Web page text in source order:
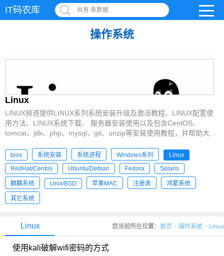
IT码农库 共有 条数据
操作系统
Linux
LINUX频道提供LINUX系列系统安装升级及激活教程、LINUX配置使
用方法、LINUX系统下载、 服务器安装使用以及包含CentOS、
tomcat、jdk、php、mysql、git、unzip等安装使用教程，并帮助大家
bios 系统安装 系统进程 Windows系列
Linux
RedHat/Centos
Ubuntu/Debian Fedora Solaris
麒麟系统 Unix/BSD 苹果MAC 注册表 鸿蒙系统
其它系统
您当前所在位置： 首页 > 操作系统 > Linux
Linux
使用kali破解wifi密码的方式